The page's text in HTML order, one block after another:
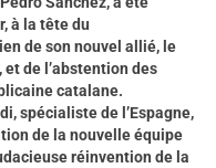
à la tête du
de son nouvel allié, le
de l’abstention des
catalane.
spécialiste de l’Espagne,
de la nouvelle équipe
réinvention de la